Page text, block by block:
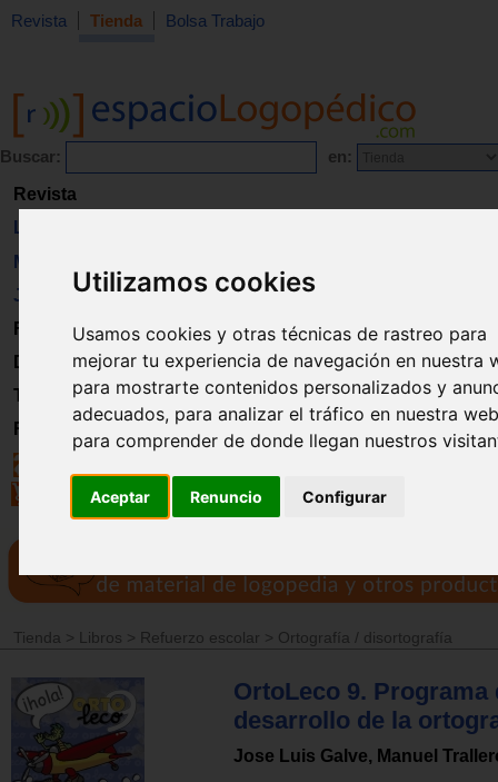
Utilizamos cookies
Usamos cookies y otras técnicas de rastreo para
mejorar tu experiencia de navegación en nuestra
para mostrarte contenidos personalizados y
adecuados, para analizar el tráfico en nuestra
para comprender de donde llegan nuestros
Aceptar Renuncio Configurar
Revista Tienda Bolsa Trabajo
Buscar: en:
Revista
Libros
Material
Juguetes
Formación
Directorio
Trabajo
Registro
Tienda > Libros > Refuerzo escolar > Ortografía / disortografía
OrtoLeco 9. Programa
desarrollo de la
Jose Luis Galve, Manuel